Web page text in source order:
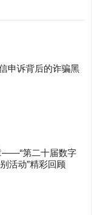
申诉背后的诈骗黑
——“第二十届数字
活动”精彩回顾